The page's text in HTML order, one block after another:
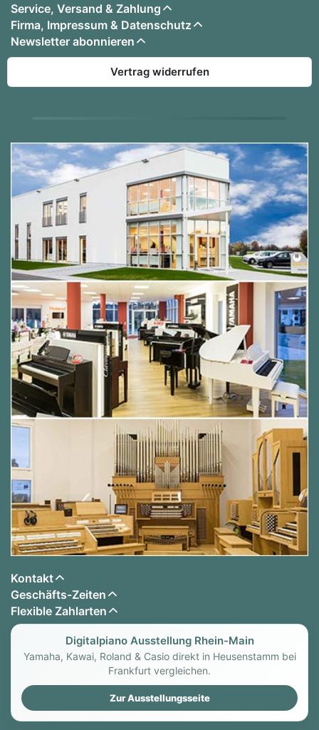
Service, Versand & Zahlung
Firma, Impressum & Datenschutz
Newsletter abonnieren
Vertrag widerrufen
Kontakt
Geschäfts-Zeiten
Flexible Zahlarten
Digitalpiano Ausstellung Rhein-Main
Yamaha, Kawai, Roland & Casio direkt in Heusenstamm bei
Frankfurt vergleichen.
Zur Ausstellungsseite